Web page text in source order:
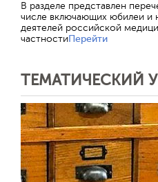
В разделе представлен
числе включающих юбилеи и
деятелей российской
частностиПерейти
ТЕМАТИЧЕСКИЙ